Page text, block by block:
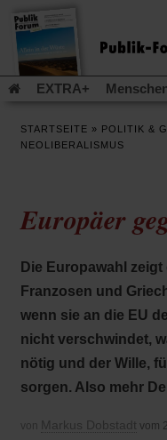
EXTRA+
Aufstehen & Handeln
Leserinitiative Publik-
Urlaub und Nichtstun
Tab)
Gleichberechtigung
Krieg und Frieden(Öffnet
einem
neuen
Gott
Flucht und Migration
Podcast
STARTSEITE » POLITIK &
NEOLIBERALISMUS
Europäer
Die Europawahl
Franzosen und
wenn sie an die EU
nicht verschwindet,
nötig und der Wille,
sorgen. Also mehr
von Markus Dobstadt vom